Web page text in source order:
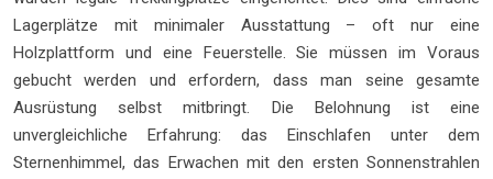
Lagerplätze mit minimaler Ausstattung – oft nur eine
Holzplattform und eine Feuerstelle. Sie müssen im Voraus
gebucht werden und erfordern, dass man seine gesamte
Ausrüstung selbst mitbringt. Die Belohnung ist eine
unvergleichliche Erfahrung: das Einschlafen unter dem
Sternenhimmel, das Erwachen mit den ersten Sonnenstrahlen